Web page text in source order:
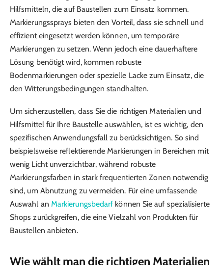
Hilfsmitteln, die auf Baustellen zum Einsatz kommen.
Markierungssprays bieten den Vorteil, dass sie schnell und
effizient eingesetzt werden können, um temporäre
Markierungen zu setzen. Wenn jedoch eine dauerhaftere
Lösung benötigt wird, kommen robuste
Bodenmarkierungen oder spezielle Lacke zum Einsatz, die
den Witterungsbedingungen standhalten.
Um sicherzustellen, dass Sie die richtigen Materialien und
Hilfsmittel für Ihre Baustelle auswählen, ist es wichtig, den
spezifischen Anwendungsfall zu berücksichtigen. So sind
beispielsweise reflektierende Markierungen in Bereichen mit
wenig Licht unverzichtbar, während robuste
Markierungsfarben in stark frequentierten Zonen notwendig
sind, um Abnutzung zu vermeiden. Für eine umfassende
Auswahl an Markierungsbedarf können Sie auf spezialisierte
Shops zurückgreifen, die eine Vielzahl von Produkten für
Baustellen anbieten.
Wie wählt man die richtigen Materialien